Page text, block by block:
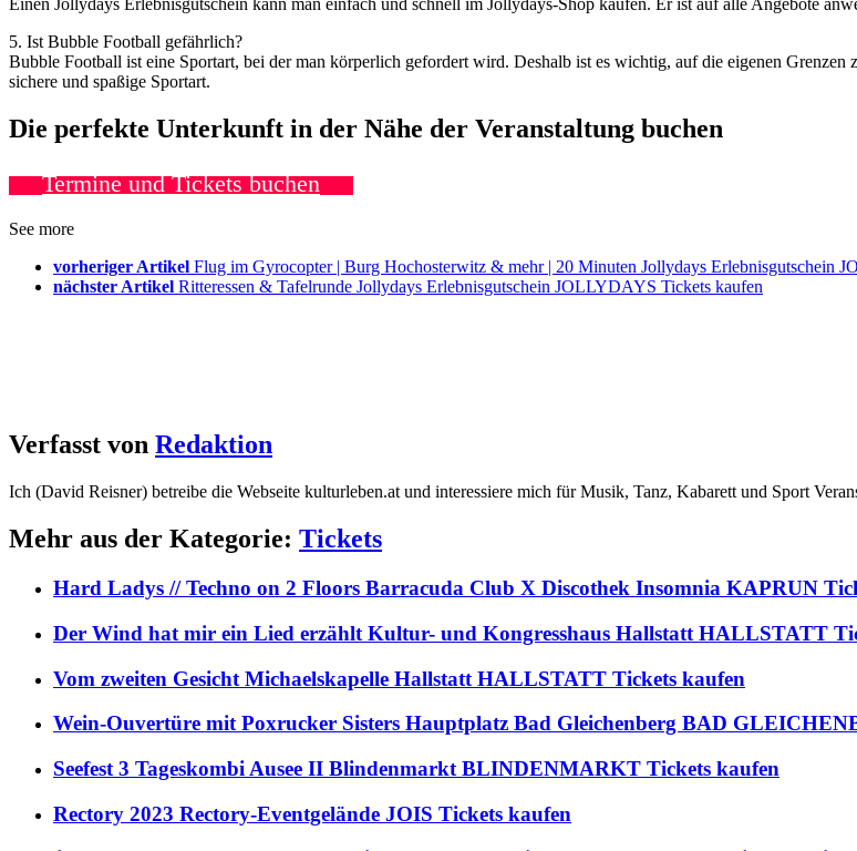
5. Ist Bubble Football gefährlich?
Bubble Football ist eine Sportart, bei der man körperlich gefordert wird. Deshalb ist es wichtig, auf die eigenen
sichere und spaßige Sportart.
Die perfekte Unterkunft in der Nähe der Veranstaltung buchen
Termine und Tickets buchen
See more
vorheriger Artikel Flug im Gyrocopter | Burg Hochosterwitz & mehr | 20 Minuten Jollydays Erlebnisgutschein
nächster Artikel Ritteressen & Tafelrunde Jollydays Erlebnisgutschein JOLLYDAYS Tickets kaufen
Verfasst von Redaktion
Ich (David Reisner) betreibe die Webseite kulturleben.at und interessiere mich für Musik, Tanz, Kabarett und Sport
Mehr aus der Kategorie: Tickets
Hard Ladys // Techno on 2 Floors Barracuda Club X Discothek Insomnia KAPRUN
Der Wind hat mir ein Lied erzählt Kultur- und Kongresshaus Hallstatt HALLSTATT
Vom zweiten Gesicht Michaelskapelle Hallstatt HALLSTATT Tickets kaufen
Wein-Ouvertüre mit Poxrucker Sisters Hauptplatz Bad Gleichenberg BAD
Seefest 3 Tageskombi Ausee II Blindenmarkt BLINDENMARKT Tickets kaufen
Rectory 2023 Rectory-Eventgelände JOIS Tickets kaufen